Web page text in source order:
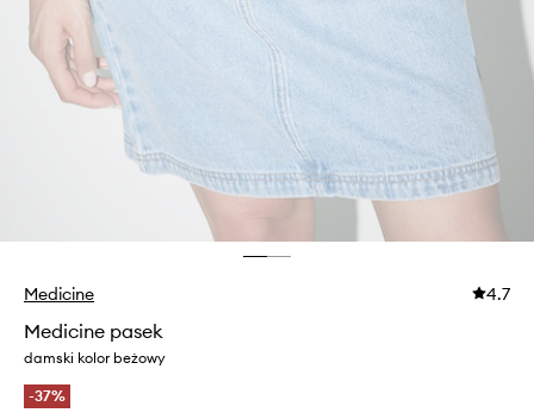
Medicine 4.7
Medicine pasek
damski kolor beżowy
-37%